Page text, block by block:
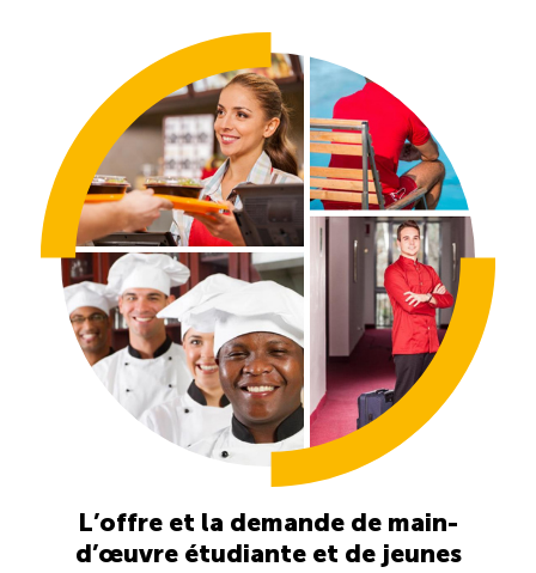
Apprentissage en milieu de travail
Reconnaissance des compétences
Bilan et reconnaissance des acquis
Initiatives
Destination IA
Diagnostic Nord-du-Québec
Métiers et carrières en tourisme
L’offre et la demande de main-
d’œuvre étudiante et de jeunes